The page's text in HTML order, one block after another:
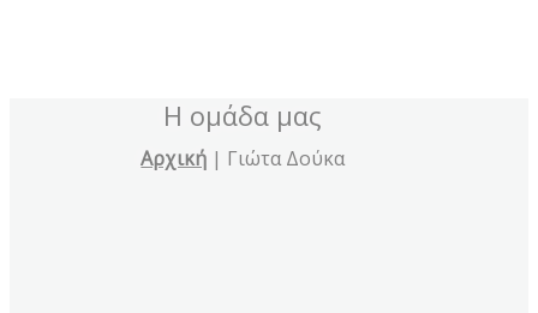
Η ομάδα μας
Αρχική | Γιώτα Δούκα